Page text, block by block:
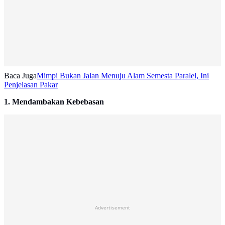
Baca JugaMimpi Bukan Jalan Menuju Alam Semesta Paralel, Ini
Penjelasan Pakar
1. Mendambakan Kebebasan
Advertisement